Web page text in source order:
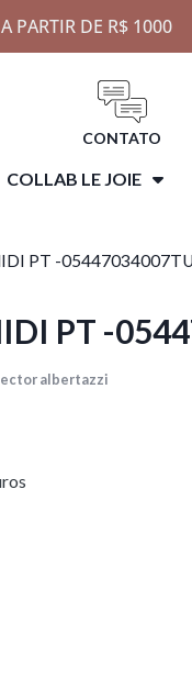
PARTIR DE R$ 1000
CONTATO
COLLAB LE JOIE
PT -
PT -
albertazzi